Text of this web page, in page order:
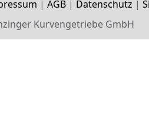
|AGB | Datenschutz |
Kurvengetriebe GmbH